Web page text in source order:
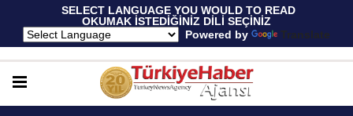
SELECT LANGUAGE YOU WOULD TO READ
OKUMAK İSTEDİĞİNİZ DİLİ SEÇİNİZ
Powered by
Translate